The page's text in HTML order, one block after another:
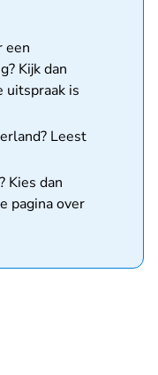
een
Kijk dan
uitspraak is
Leest
Kies dan
pagina over